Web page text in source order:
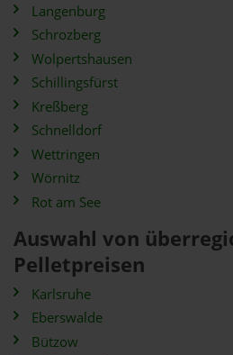
Langenburg
Schrozberg
Wolpertshausen
Schillingsfürst
Kreßberg
Schnelldorf
Wettringen
Wörnitz
Rot am See
Auswahl von
Pelletpreisen
Karlsruhe
Eberswalde
Bützow